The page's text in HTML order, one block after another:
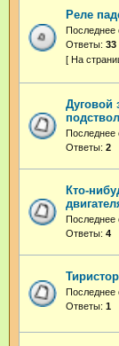
Реле
Последнее
Ответы: 33
Дуговой
Ответы: 2
Кто-
Ответы: 4
Ответы: 1